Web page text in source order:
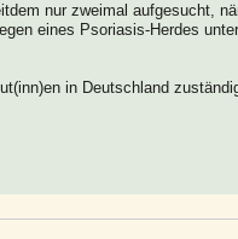
nur zweimal aufgesucht,
eines Psoriasis-Herdes
in Deutschland